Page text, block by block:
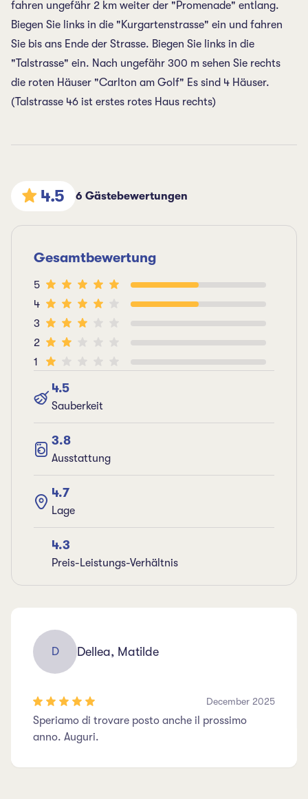
fahren ungefähr 2 km weiter der "Promenade" entlang.
Biegen Sie links in die "Kurgartenstrasse" ein und fahren
Sie bis ans Ende der Strasse. Biegen Sie links in die
"Talstrasse" ein. Nach ungefähr 300 m sehen Sie rechts
die roten Häuser "Carlton am Golf" Es sind 4 Häuser.
(Talstrasse 46 ist erstes rotes Haus rechts)
4.5 6 Gästebewertungen
Gesamtbewertung
5
4
3
2
1
4.5
Sauberkeit
3.8
Ausstattung
4.7
Lage
4.3
Preis-Leistungs-Verhältnis
D Dellea, Matilde
December 2025
Speriamo di trovare posto anche il prossimo
anno. Auguri.